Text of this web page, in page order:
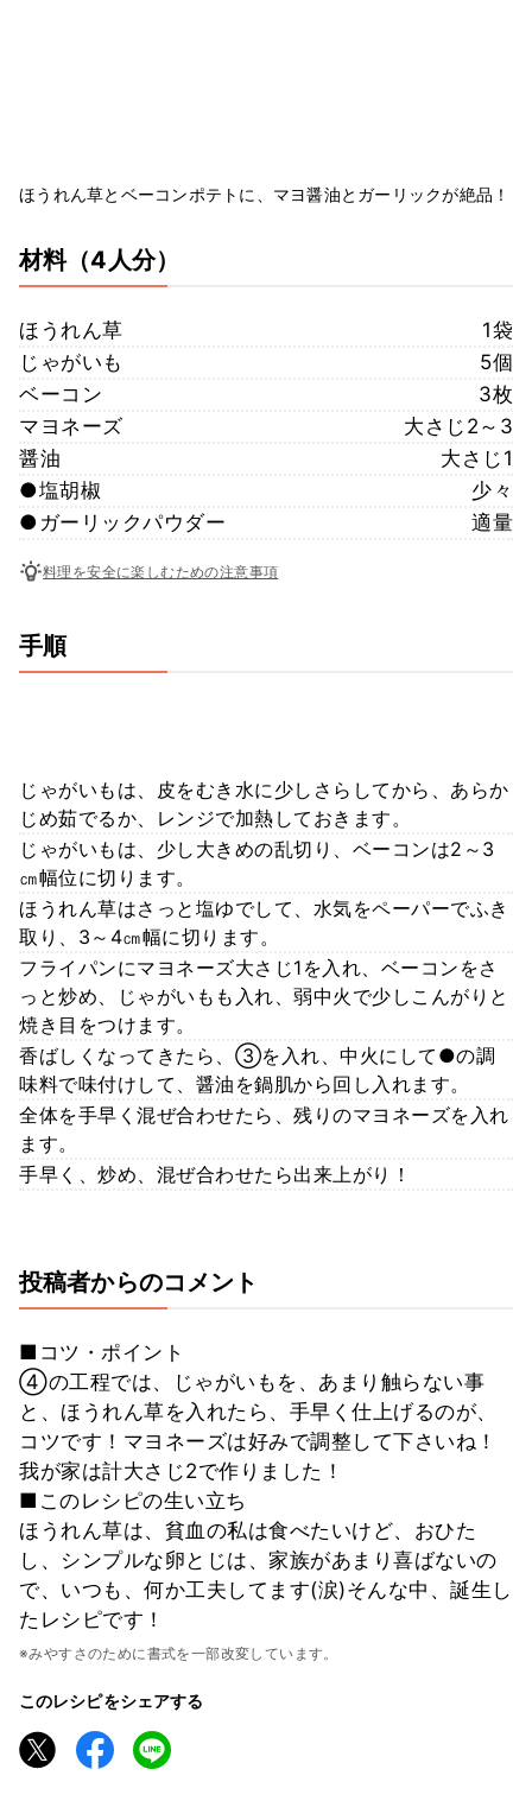
ほうれん草とベーコンポテトに、マヨ醤油とガーリックが絶品！
材料（4人分）
ほうれん草
1袋
じゃがいも
5個
ベーコン
3枚
マヨネーズ
大さじ2～3
醤油
大さじ1
●塩胡椒
少々
●ガーリックパウダー
適量
料理を安全に楽しむための注意事項
手順
じゃがいもは、皮をむき水に少しさらしてから、あらか
じめ茹でるか、レンジで加熱しておきます。
じゃがいもは、少し大きめの乱切り、ベーコンは2～3
㎝幅位に切ります。
ほうれん草はさっと塩ゆでして、水気をペーパーでふき
取り、3～4㎝幅に切ります。
フライパンにマヨネーズ大さじ1を入れ、ベーコンをさ
っと炒め、じゃがいもも入れ、弱中火で少しこんがりと
焼き目をつけます。
香ばしくなってきたら、③を入れ、中火にして●の調
味料で味付けして、醤油を鍋肌から回し入れます。
全体を手早く混ぜ合わせたら、残りのマヨネーズを入れ
ます。
手早く、炒め、混ぜ合わせたら出来上がり！
投稿者からのコメント
■コツ・ポイント
④の工程では、じゃがいもを、あまり触らない事
と、ほうれん草を入れたら、手早く仕上げるのが、
コツです！マヨネーズは好みで調整して下さいね！
我が家は計大さじ2で作りました！
■このレシピの生い立ち
ほうれん草は、貧血の私は食べたいけど、おひた
し、シンプルな卵とじは、家族があまり喜ばないの
で、いつも、何か工夫してます(涙)そんな中、誕生し
たレシピです！
※みやすさのために書式を一部改変しています。
このレシピをシェアする